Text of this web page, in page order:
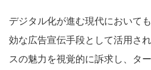
デジタル化が進む現代において
効な広告宣伝手段として活用さ
スの魅力を視覚的に訴求し、タ